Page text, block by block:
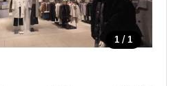
1 / 1